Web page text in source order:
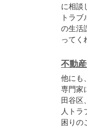
に相談
トラ
の生活
ってく
不動
他にも、
専門家
田谷区
人トラ
困りの